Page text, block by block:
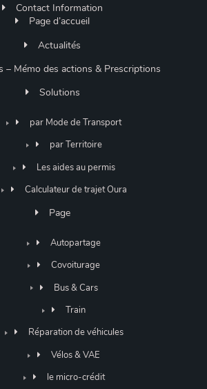
Contact Information
Page d’accueil
Actualités
– Mémo des actions & Prescriptions
Solutions
par Mode de Transport
par Territoire
Les aides au permis
Calculateur de trajet Oura
Page
Autopartage
Covoiturage
Bus & Cars
Train
Réparation de véhicules
Vélos & VAE
le micro-crédit